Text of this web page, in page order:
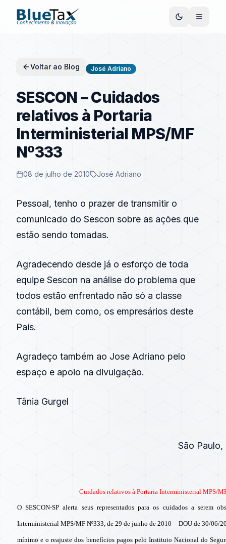
Voltar ao Blog José Adriano
SESCON – Cuidados
relativos à Portaria
Interministerial MPS/MF
Nº333
08 de julho de 2010 José Adriano
Pessoal, tenho o prazer de transmitir o
comunicado do Sescon sobre as ações que
estão sendo tomadas.
Agradecendo desde já o esforço de toda
equipe Sescon na análise do problema que
todos estão enfrentado não só a classe
contábil, bem como, os empresários deste
Pais.
Agradeço também ao Jose Adriano pelo
espaço e apoio na divulgação.
Tânia Gurgel
São
Cuidados relativos à Portaria Interministerial MPS/
O SESCON-SP alerta seus representados para os cuidados a serem
Interministerial MPS/MF Nº333, de 29 de junho de 2010 – DOU de 30/06/
mínimo e o reajuste dos benefícios pagos pelo Instituto Nacional do